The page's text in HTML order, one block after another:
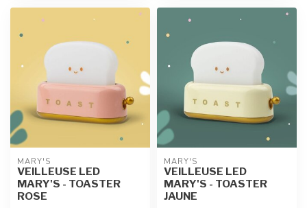
MARY'S
VEILLEUSE LED
MARY'S - TOASTER
ROSE
MARY'S
VEILLEUSE LED
MARY'S - TOASTER
JAUNE